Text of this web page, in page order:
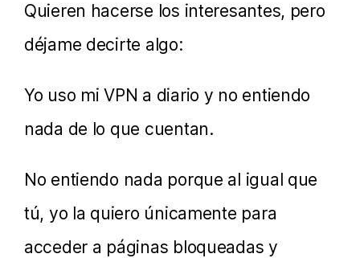
Quieren hacerse los interesantes, pero
déjame decirte algo:
Yo uso mi VPN a diario y no entiendo
nada de lo que cuentan.
No entiendo nada porque al igual que
tú, yo la quiero únicamente para
acceder a páginas bloqueadas y